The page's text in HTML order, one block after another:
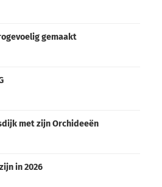
gemaakt
met zijn Orchideeën
in 2026